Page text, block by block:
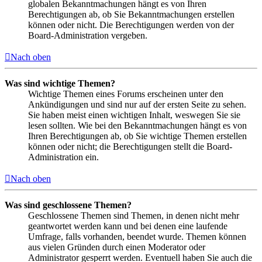
globalen Bekanntmachungen hängt es von Ihren
Berechtigungen ab, ob Sie Bekanntmachungen erstellen
können oder nicht. Die Berechtigungen werden von der
Board-Administration vergeben.
Nach oben
Was sind wichtige Themen?
Wichtige Themen eines Forums erscheinen unter den
Ankündigungen und sind nur auf der ersten Seite zu sehen.
Sie haben meist einen wichtigen Inhalt, weswegen Sie sie
lesen sollten. Wie bei den Bekanntmachungen hängt es von
Ihren Berechtigungen ab, ob Sie wichtige Themen erstellen
können oder nicht; die Berechtigungen stellt die Board-
Administration ein.
Nach oben
Was sind geschlossene Themen?
Geschlossene Themen sind Themen, in denen nicht mehr
geantwortet werden kann und bei denen eine laufende
Umfrage, falls vorhanden, beendet wurde. Themen können
aus vielen Gründen durch einen Moderator oder
Administrator gesperrt werden. Eventuell haben Sie auch die